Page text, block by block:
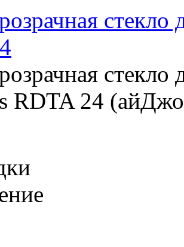
стекло
RDTA 24